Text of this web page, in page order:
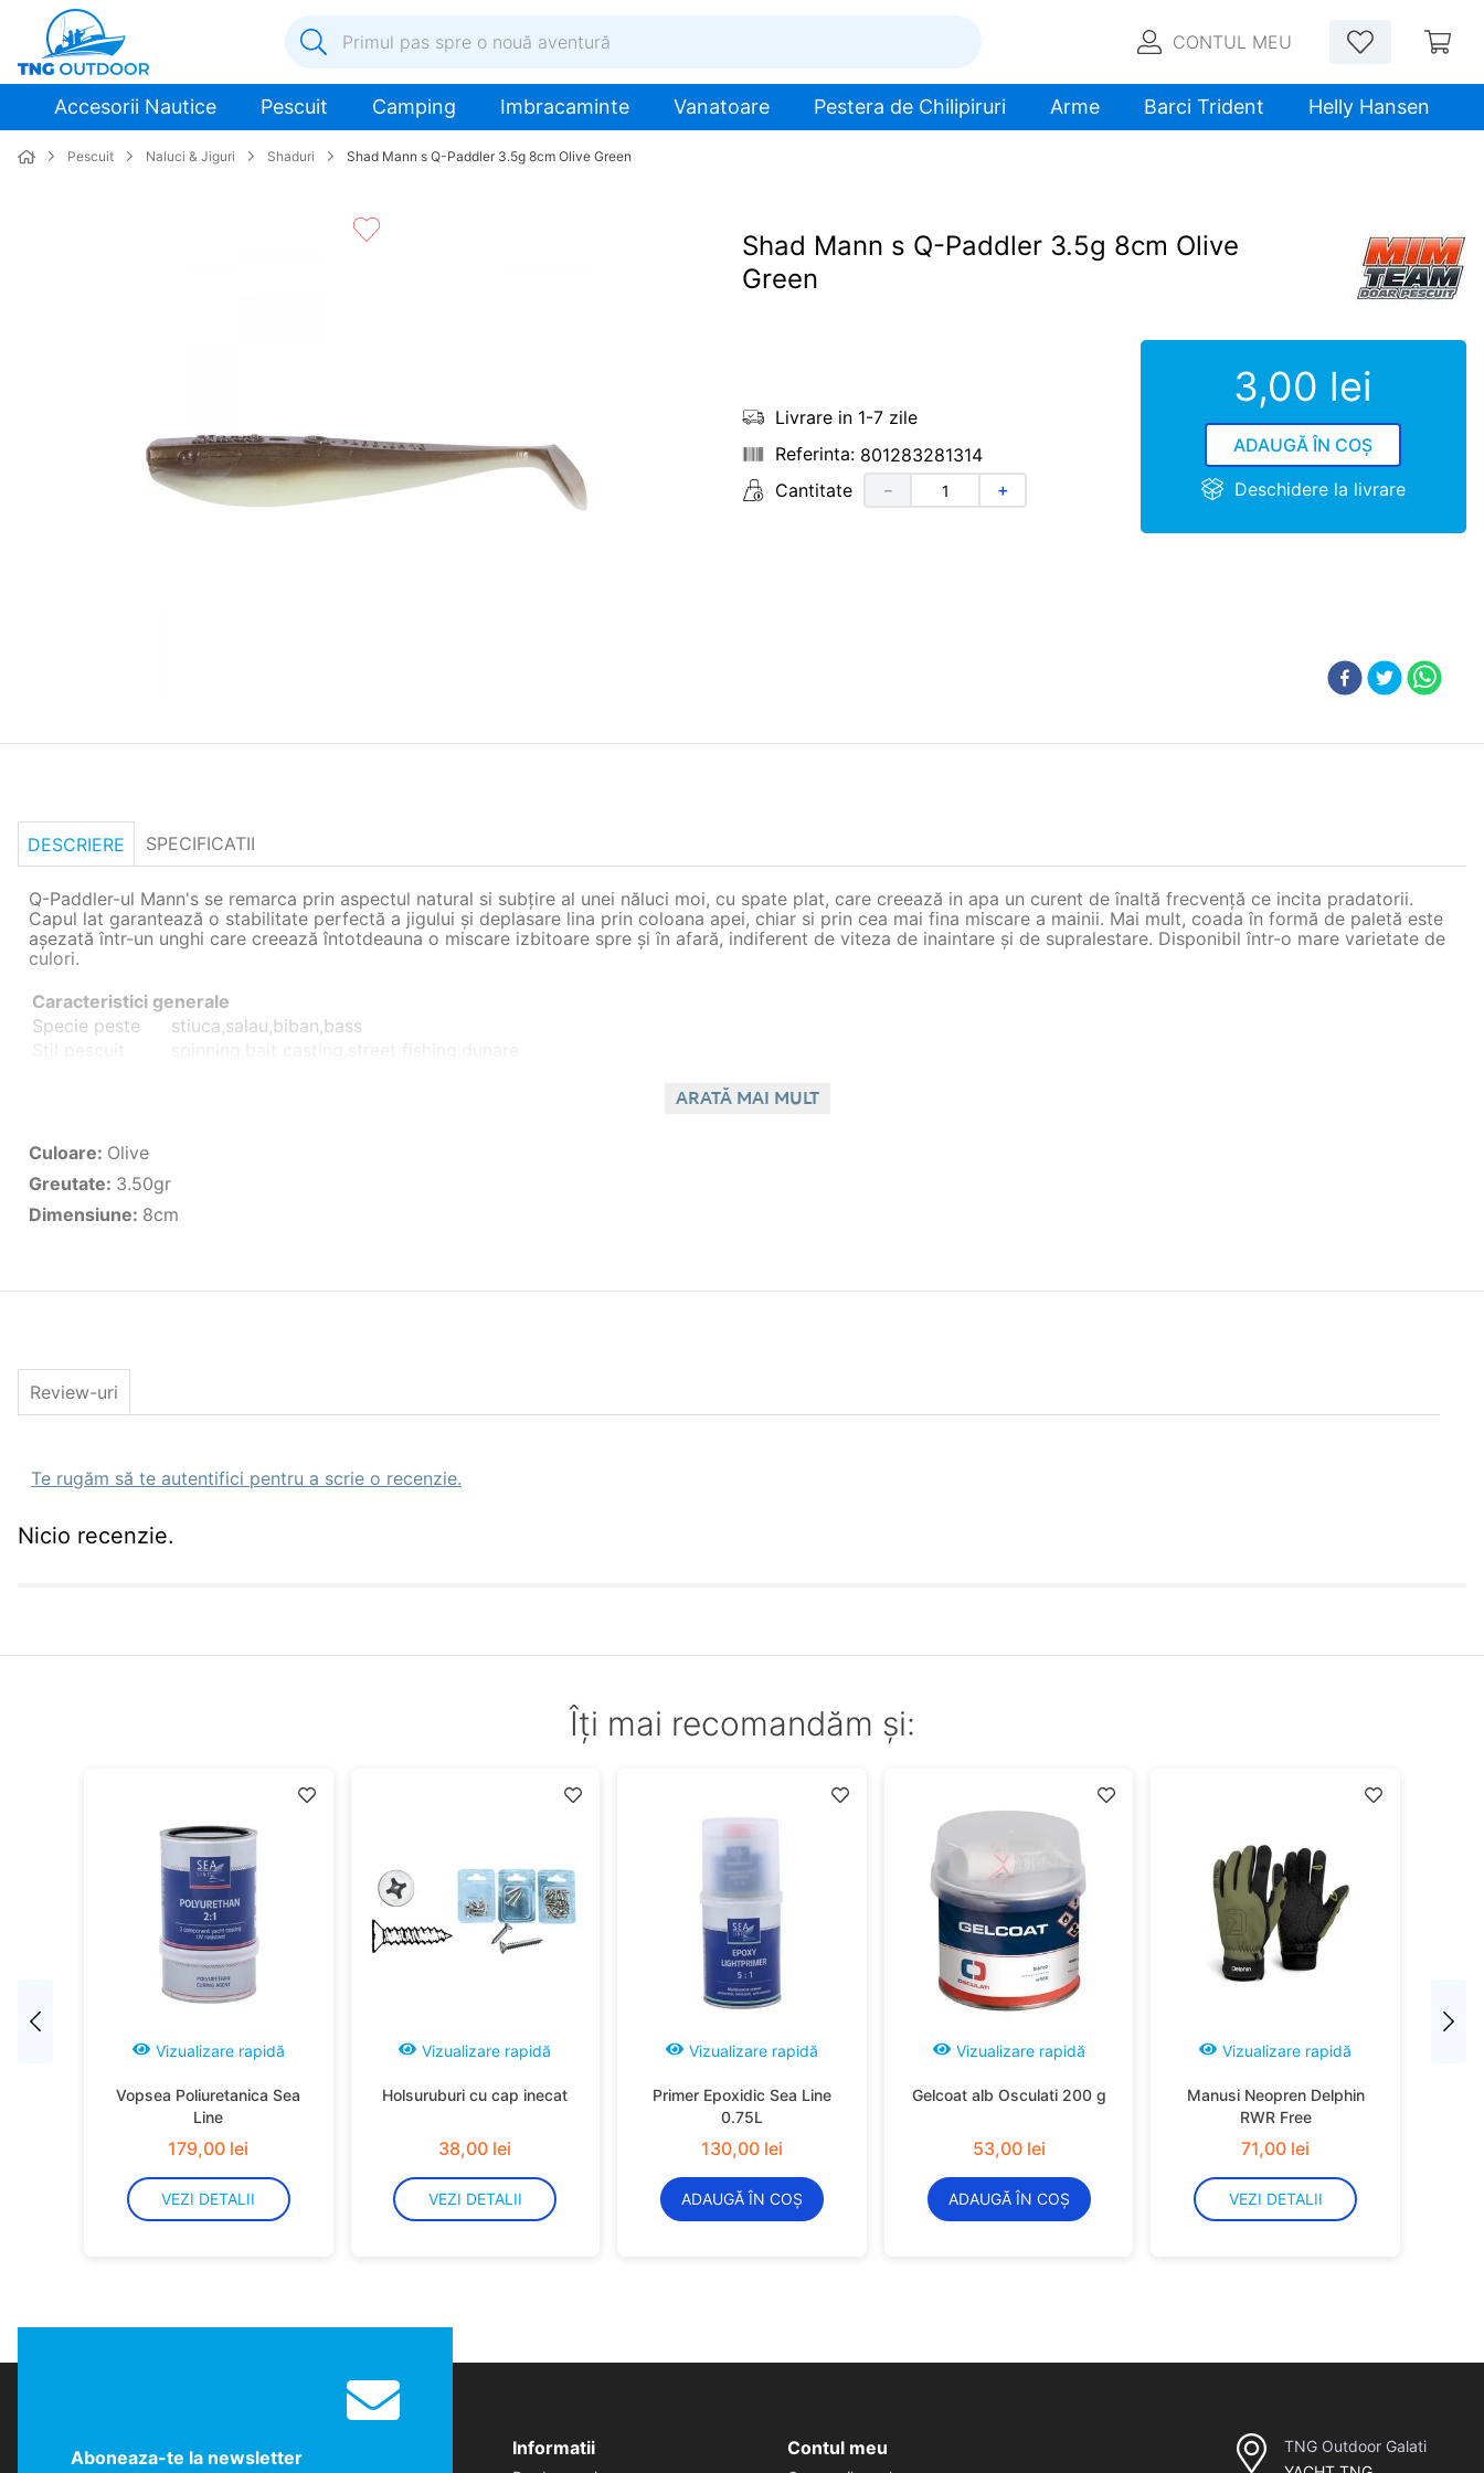
Primul pas spre o nouă aventură
1.
inox
2.
elice
3
colac salvare
plumb
10. extensie
CONTUL MEU
Accesorii Nautice Pescuit Camping Imbracaminte Vanatoare Pestera de Chilipiruri Arme Barci Trident Helly Hansen
Pescuit Naluci & Jiguri Shaduri Shad Mann s Q-Paddler 3.5g 8cm Olive Green
Shad Mann s Q-Paddler 3.5g 8cm Olive
Green
Livrare in 1-7 zile
801283281314
Cantitate
＋
－
3,00 lei
ADAUGĂ ÎN COȘ
Deschidere la livrare
DESCRIERE SPECIFICATII
Q-Paddler-ul Mann's se remarca prin aspectul natural si subțire al unei năluci moi, cu spate plat, care creează in apa un curent de înaltă frecvență ce incita pradatorii.
Capul lat garantează o stabilitate perfectă a jigului și deplasare lina prin coloana apei, chiar si prin cea mai fina miscare a mainii. Mai mult, coada în formă de paletă este
așezată într-un unghi care creează întotdeauna o miscare izbitoare spre și în afară, indiferent de viteza de inaintare și de supralestare. Disponibil într-o mare varietate de
culori.
Caracteristici generale
Specie peste
stiuca,salau,biban,bass
Stil pescuit
spinning,bait casting,street fishing,dunare
Culoare
Greutate(gr)
Nr. Buc. Pachet
ARATĂ MAI MULT
Culoare: Olive
Greutate: 3.50gr
Dimensiune: 8cm
Review-uri
Te rugăm să te autentifici pentru a scrie o recenzie.
Nicio recenzie.
Îți mai recomandăm și:
Vizualizare rapidă
Vopsea Poliuretanica Sea
Line
179,00 lei
VEZI DETALII
Vizualizare rapidă
Holsuruburi cu cap inecat
38,00 lei
VEZI DETALII
Vizualizare rapidă
Primer Epoxidic Sea Line
0.75L
130,00 lei
ADAUGĂ ÎN COȘ
Vizualizare rapidă
Gelcoat alb Osculati 200 g
53,00 lei
ADAUGĂ ÎN COȘ
Vizualizare rapidă
Manusi Neopren Delphin
RWR Free
71,00 lei
VEZI DETALII
Aboneaza-te la newsletter Informatii Contul meu
TNG Outdoor Galati